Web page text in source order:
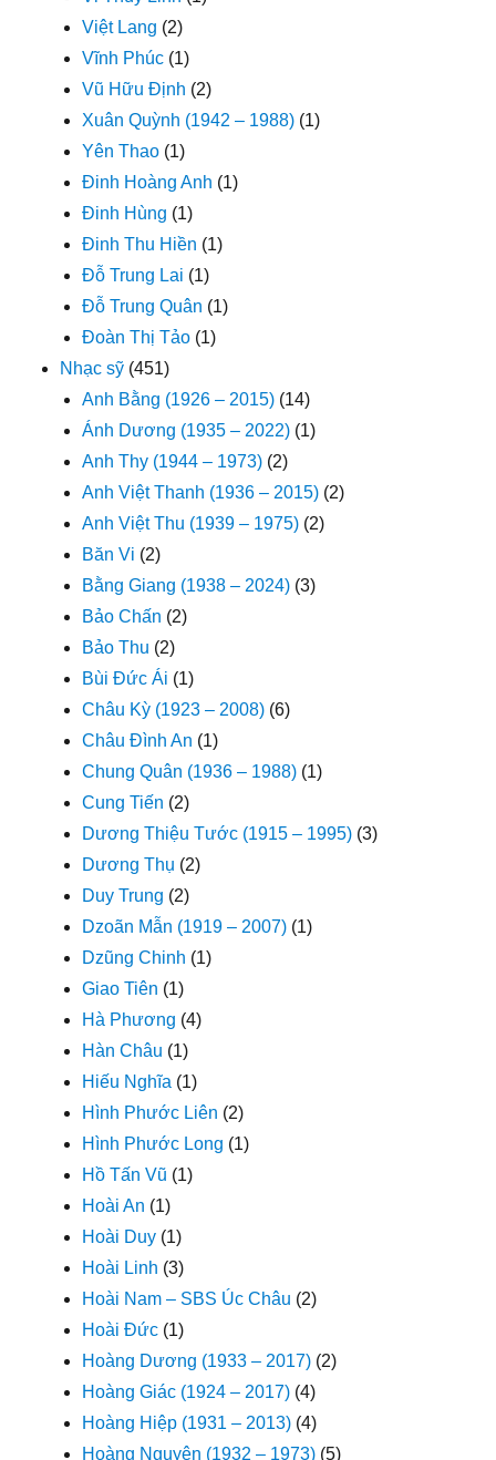
Việt Lang (2)
Vĩnh Phúc (1)
Vũ Hữu Định (2)
Xuân Quỳnh (1942 – 1988) (1)
Yên Thao (1)
Đinh Hoàng Anh (1)
Đinh Hùng (1)
Đinh Thu Hiền (1)
Đỗ Trung Lai (1)
Đỗ Trung Quân (1)
Đoàn Thị Tảo (1)
Nhạc sỹ (451)
Anh Bằng (1926 – 2015) (14)
Ánh Dương (1935 – 2022) (1)
Anh Thy (1944 – 1973) (2)
Anh Việt Thanh (1936 – 2015) (2)
Anh Việt Thu (1939 – 1975) (2)
Băn Vi (2)
Bằng Giang (1938 – 2024) (3)
Bảo Chấn (2)
Bảo Thu (2)
Bùi Đức Ái (1)
Châu Kỳ (1923 – 2008) (6)
Châu Đình An (1)
Chung Quân (1936 – 1988) (1)
Cung Tiến (2)
Dương Thiệu Tước (1915 – 1995) (3)
Dương Thụ (2)
Duy Trung (2)
Dzoãn Mẫn (1919 – 2007) (1)
Dzũng Chinh (1)
Giao Tiên (1)
Hà Phương (4)
Hàn Châu (1)
Hiếu Nghĩa (1)
Hình Phước Liên (2)
Hình Phước Long (1)
Hồ Tấn Vũ (1)
Hoài An (1)
Hoài Duy (1)
Hoài Linh (3)
Hoài Nam – SBS Úc Châu (2)
Hoài Đức (1)
Hoàng Dương (1933 – 2017) (2)
Hoàng Giác (1924 – 2017) (4)
Hoàng Hiệp (1931 – 2013) (4)
Hoàng Nguyên (1932 – 1973) (5)